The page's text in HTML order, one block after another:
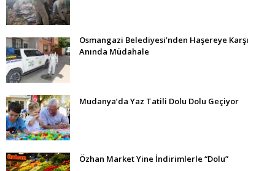
Osmangazi Belediyesi’nden Haşereye Karşı
Anında Müdahale
Mudanya’da Yaz Tatili Dolu Dolu Geçiyor
Özhan Market Yine İndirimlerle “Dolu”